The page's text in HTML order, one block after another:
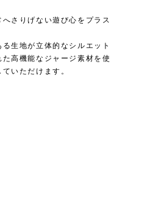
さりげない遊び心をプラス
生地が立体的なシルエット
高機能なジャージ素材を使
いただけます。